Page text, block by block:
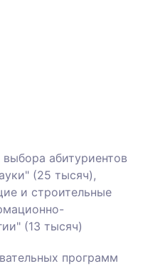
абитуриентов
(25 тысяч),
и строительные
(13 тысяч)
программ